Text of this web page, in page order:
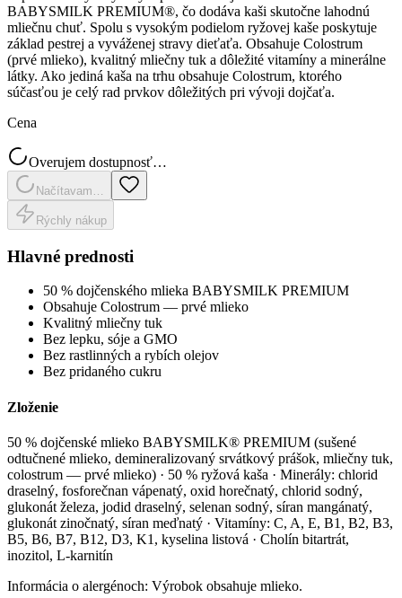
BABYSMILK PREMIUM®, čo dodáva kaši skutočne lahodnú
mliečnu chuť. Spolu s vysokým podielom ryžovej kaše poskytuje
základ pestrej a vyváženej stravy dieťaťa. Obsahuje Colostrum
(prvé mlieko), kvalitný mliečny tuk a dôležité vitamíny a minerálne
látky. Ako jediná kaša na trhu obsahuje Colostrum, ktorého
súčasťou je celý rad prvkov dôležitých pri vývoji dojčaťa.
Cena
Overujem dostupnosť…
Načítavam…
Rýchly nákup
Hlavné prednosti
50 % dojčenského mlieka BABYSMILK PREMIUM
Obsahuje Colostrum — prvé mlieko
Kvalitný mliečny tuk
Bez lepku, sóje a GMO
Bez rastlinných a rybích olejov
Bez pridaného cukru
Zloženie
50 % dojčenské mlieko BABYSMILK® PREMIUM (sušené
odtučnené mlieko, demineralizovaný srvátkový prášok, mliečny tuk,
colostrum — prvé mlieko) · 50 % ryžová kaša · Minerály: chlorid
draselný, fosforečnan vápenatý, oxid horečnatý, chlorid sodný,
glukonát železa, jodid draselný, selenan sodný, síran mangánatý,
glukonát zinočnatý, síran meďnatý · Vitamíny: C, A, E, B1, B2, B3,
B5, B6, B7, B12, D3, K1, kyselina listová · Cholín bitartrát,
inozitol, L-karnitín
Informácia o alergénoch: Výrobok obsahuje mlieko.